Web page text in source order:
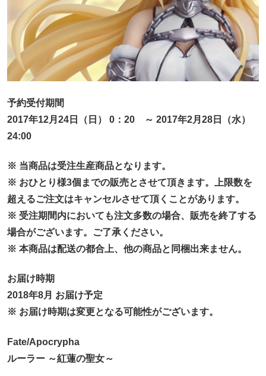
予約受付期間
2017年12月24日（日） 0：20 ～ 2017年2月28日（水）
24:00
※ 当商品は受注生産商品となります。
※ おひとり様3個までの販売とさせて頂きます。上限数を
超えるご注文はキャンセルさせて頂くことがあります。
※ 受注期間内においても注文多数の場合、販売を終了する
場合がございます。ご了承ください。
※ 本商品は配送の都合上、他の商品と同梱出来ません。
お届け時期
2018年8月 お届け予定
※ お届け時期は変更となる可能性がございます。
Fate/Apocrypha
ルーラー ～紅蓮の聖女～